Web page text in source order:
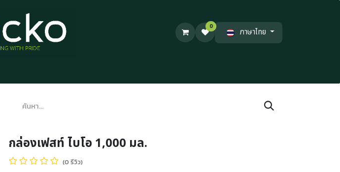
0
ภาษาไทย
กล่องเฟสท์ ไบโอ 1,000 มล.
(0 รีวิว)